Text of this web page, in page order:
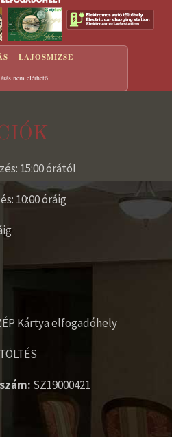
– LAJOSMIZSE
nem elérhető
15:00 órától
10:00 óráig
Kártya elfogadóhely
SZ19000421